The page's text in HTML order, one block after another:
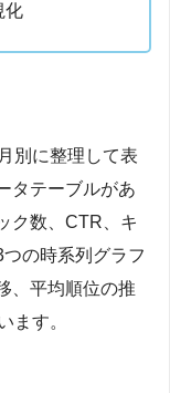
化
別に整理して表
タテーブルがあ
ク数、CTR、キ
の時系列グラフ
、平均順位の推
ます。